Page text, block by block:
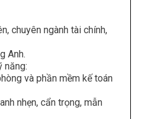
chuyên ngành tài chính,
Anh.
năng:
và phần mềm kế toán
nhẹn, cẩn trọng, mẫn